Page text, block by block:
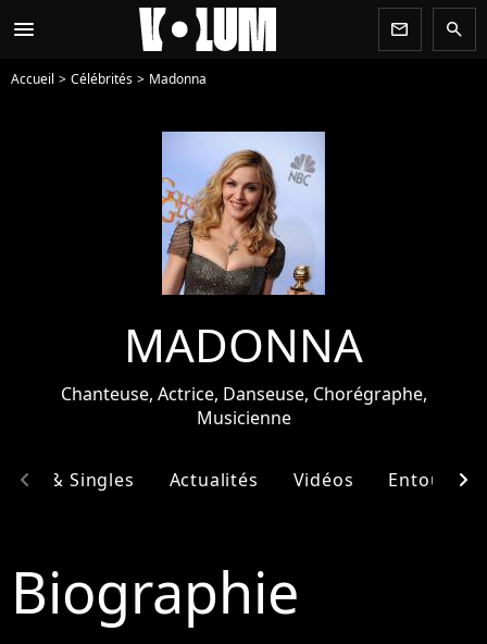
menu newsletter search
Accueil Célébrités Madonna
MADONNA
Chanteuse, Actrice, Danseuse, Chorégraphe,
Musicienne
& Singles Actualités Vidéos Entourage
chevron_left chevron_right
Biographie